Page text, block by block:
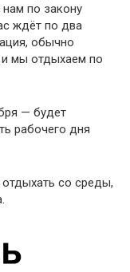
по закону
ждёт по два
обычно
мы отдыхаем по
— будет
рабочего дня
со среды,